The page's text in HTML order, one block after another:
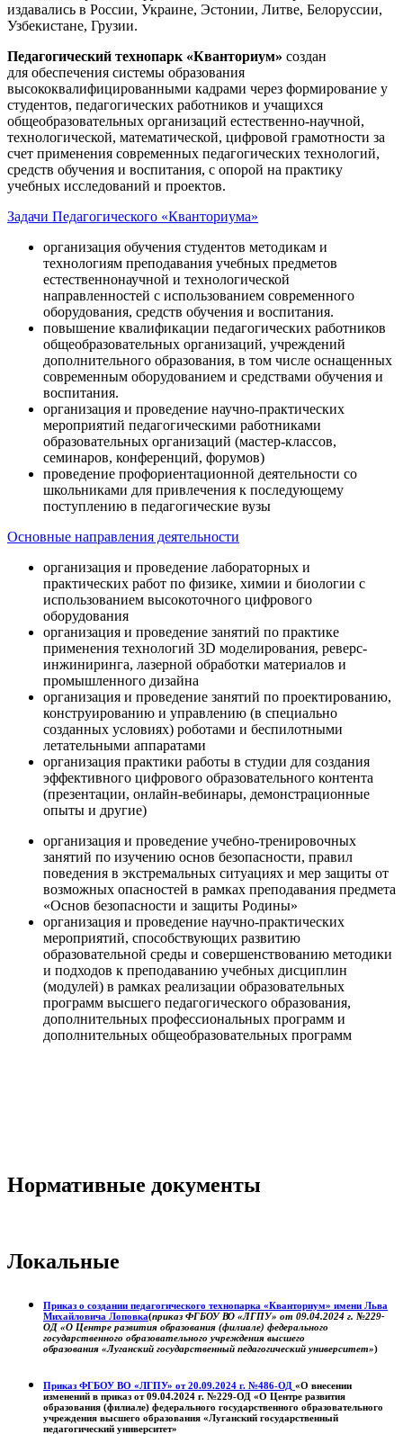
издавались в России, Украине, Эстонии, Литве, Белоруссии,
Узбекистане, Грузии.
Педагогический технопарк «Кванториум» создан
для обеспечения системы образования
высококвалифицированными кадрами через формирование у
студентов, педагогических работников и учащихся
общеобразовательных организаций естественно-научной,
технологической, математической, цифровой грамотности за
счет применения современных педагогических технологий,
средств обучения и воспитания, с опорой на практику
учебных исследований и проектов.
Задачи Педагогического «Кванториума»
организация обучения студентов методикам и
технологиям преподавания учебных предметов
естественнонаучной и технологической
направленностей с использованием современного
оборудования, средств обучения и воспитания.
повышение квалификации педагогических работников
общеобразовательных организаций, учреждений
дополнительного образования, в том числе оснащенных
современным оборудованием и средствами обучения и
воспитания.
организация и проведение научно-практических
мероприятий педагогическими работниками
образовательных организаций (мастер-классов,
семинаров, конференций, форумов)
проведение профориентационной деятельности со
школьниками для привлечения к последующему
поступлению в педагогические вузы
Основные направления деятельности
организация и проведение лабораторных и
практических работ по физике, химии и биологии с
использованием высокоточного цифрового
оборудования
организация и проведение занятий по практике
применения технологий 3D моделирования, реверс-
инжиниринга, лазерной обработки материалов и
промышленного дизайна
организация и проведение занятий по проектированию,
конструированию и управлению (в специально
созданных условиях) роботами и беспилотными
летательными аппаратами
организация практики работы в студии для создания
эффективного цифрового образовательного контента
(презентации, онлайн-вебинары, демонстрационные
опыты и другие)
организация и проведение учебно-тренировочных
занятий по изучению основ безопасности, правил
поведения в экстремальных ситуациях и мер защиты от
возможных опасностей в рамках преподавания предмета
«Основ безопасности и защиты Родины»
организация и проведение научно-практических
мероприятий, способствующих развитию
образовательной среды и совершенствованию методики
и подходов к преподаванию учебных дисциплин
(модулей) в рамках реализации образовательных
программ высшего педагогического образования,
дополнительных профессиональных программ и
дополнительных общеобразовательных программ
Нормативные документы
Локальные
Приказ о создании педагогического технопарка «Кванториум» имени Льва
Михайловича Лоповка(приказ ФГБОУ ВО «ЛГПУ» от 09.04.2024 г. №229-
ОД «О Центре развития образования (филиале) федерального
государственного образовательного учреждения высшего
образования «Луганский государственный педагогический университет»)
Приказ ФГБОУ ВО «ЛГПУ» от 20.09.2024 г. №486-ОД «О внесении
изменений в приказ от 09.04.2024 г. №229-ОД «О Центре развития
образования (филиале) федерального государственного образовательного
учреждения высшего образования «Луганский государственный
педагогический университет»